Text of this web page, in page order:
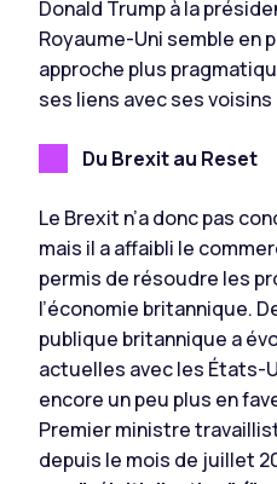
Donald Trump à la
Royaume-Uni semble en
approche plus
ses liens avec ses voisins
Du Brexit au Reset
Le Brexit n’a donc pas
mais il a affaibli le
permis de résoudre les
l’économie britannique.
publique britannique a
actuelles avec les États-
encore un peu plus en
Premier ministre
depuis le mois de juillet